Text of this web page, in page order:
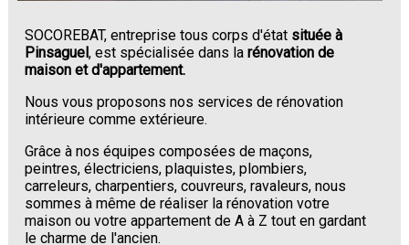
SOCOREBAT, entreprise tous corps d'état située à
Pinsaguel, est spécialisée dans larénovation de
maison et d'appartement.
Nous vous proposons nos services de rénovation
intérieure comme extérieure.
Grâce à nos équipes composées de maçons,
peintres, électriciens, plaquistes, plombiers,
carreleurs, charpentiers, couvreurs, ravaleurs, nous
sommes à même de réaliser la rénovation votre
maison ou votre appartement de A à Z tout en gardant
le charme de l'ancien.